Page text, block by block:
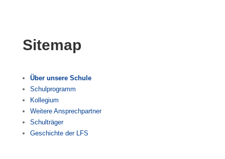
Sitemap
Über unsere Schule
Schulprogramm
Kollegium
Weitere Ansprechpartner
Schulträger
Geschichte der LFS